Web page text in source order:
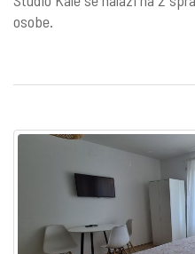
osobe.